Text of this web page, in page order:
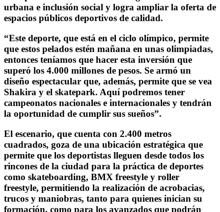
urbana e inclusión social y logra ampliar la oferta de
espacios públicos deportivos de calidad.
“Este deporte, que está en el ciclo olímpico, permite
que estos pelados estén mañana en unas olimpiadas,
entonces teníamos que hacer esta inversión que
superó los 4.000 millones de pesos. Se armó un
diseño espectacular que, además, permite que se vea
Shakira y el skatepark. Aquí podremos tener
campeonatos nacionales e internacionales y tendrán
la oportunidad de cumplir sus sueños”.
El escenario, que cuenta con 2.400 metros
cuadrados, goza de una ubicación estratégica que
permite que los deportistas lleguen desde todos los
rincones de la ciudad para la práctica de deportes
como skateboarding, BMX freestyle y roller
freestyle, permitiendo la realización de acrobacias,
trucos y maniobras, tanto para quienes inician su
formación, como para los avanzados que podrán